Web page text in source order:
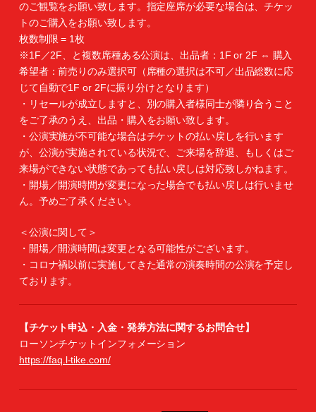
のご観覧をお願い致します。指定座席が必要な場合は、チケッ
トのご購入をお願い致します。
枚数制限 = 1枚
※1F／2F、と複数席種ある公演は、出品者：1F or 2F ⇔ 購入
希望者：前売りのみ選択可（席種の選択は不可／出品総数に応
じて自動で1F or 2Fに振り分けとなります）
・リセールが成立しますと、別の購入者様同士が隣り合うこと
をご了承のうえ、出品・購入をお願い致します。
・公演実施が不可能な場合はチケットの払い戻しを行います
が、公演が実施されている状況で、ご来場を辞退、もしくはご
来場ができない状態であっても払い戻しは対応致しかねます。
・開場／開演時間が変更になった場合でも払い戻しは行いませ
ん。予めご了承ください。
＜公演に関して＞
・開場／開演時間は変更となる可能性がございます。
・コロナ禍以前に実施してきた通常の演奏時間の公演を予定し
ております。
【チケット申込・入金・発券方法に関するお問合せ】
ローソンチケットインフォメーション
https://faq.l-tike.com/